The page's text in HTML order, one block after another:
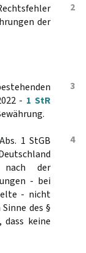
2
der
3
- 1 StR
4
1 StGB
der
- bei
- nicht
des §
keine